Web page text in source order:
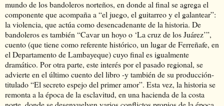
mundo de los bandoleros norteños, en donde al final se agrega el
componente que acompaña a “el juego, el guitarreo y el galantear”:
la violencia, que actúa como desencadenante de la historia. De
bandoleros es también “Cavar un hoyo o ‘La cruz de los Juárez’”,
cuento (que tiene como referente histórico, un lugar de Ferreñafe, en
el Departamento de Lambayeque) cuyo final es igualmente
dramático. Por otra parte, este interés por el pasado regional, se
advierte en el último cuento del libro -y también de su producción-
titulado “El secreto espejo del primer amor”. Esta vez, la historia se
remonta a la época de la esclavitud, en una hacienda de la costa